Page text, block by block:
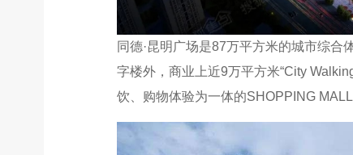
同德·昆明广场是87万平方米的城市综
字楼外，商业上近9万平方米“City
饮、购物体验为一体的SHOPPING MALL